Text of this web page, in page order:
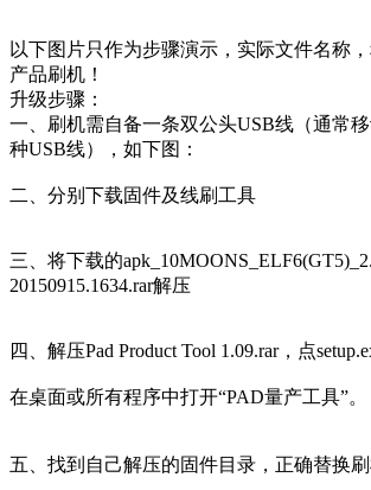
以下图片只作为步骤演示，实际文件名称
产品刷机！
升级步骤：
一、刷机需自备一条双公头USB线（通常
种USB线），如下图：
二、分别下载固件及线刷工具
三、将下载的
20150915.1634.rar解压
四、解压Pad Product Tool 1.09.rar，点
在桌面或所有程序中打开“PAD量产工具”。
五、找到自己解压的固件目录，正确替换